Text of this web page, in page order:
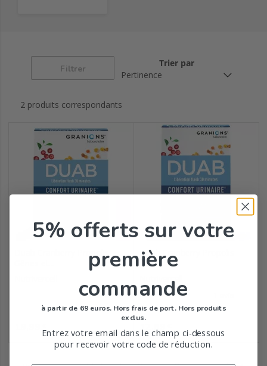
Filtrer
Trier par
2 produits correspondants
Duab Cranberry Propolis
Gênes et...
Nutrivercell
12,59
5% offerts sur votre
première
commande
à partir de 69 euros. Hors frais de port. Hors produits
exclus.
Entrez votre email dans le champ ci-dessous
pour recevoir votre code de réduction.